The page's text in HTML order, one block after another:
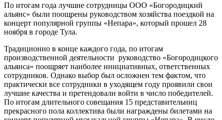
По итогам года лучшие сотрудницы ООО «Богородицкий
альянс» были поощрены руководством хозяйства поездкой на
концерт популярной группы «Непара», который прошел 28
ноября в городе Тула.
Традиционно в конце каждого года, по итогам
производственной деятельности руководство «Богородицкого
альянса» поощряет наиболее инициативных, ответственных
сотрудников. Однако выбор был осложнен тем фактом, что
практически все сотрудники в уходящем году проявили свои
лучшие качества и претендовали войти в число победителей.
По итогам длительного совещания 15 представительниц
прекрасного пола коллектива были награждены билетами на